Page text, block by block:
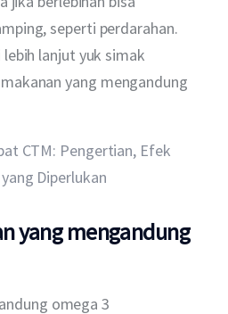
seperti perdarahan.
lanjut yuk simak
yang mengandung
CTM: Pengertian, Efek
Diperlukan
yang mengandung